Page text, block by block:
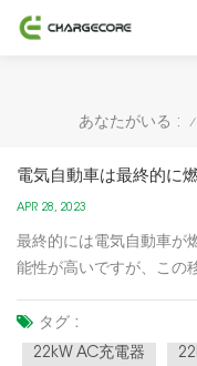
あなたがいる : /
電気自動車は最終的に
APR 28, 2023
最終的には電気自動車が
能性が高いですが、この
存します。電気自動車へ
果ガスの排出量を削減し
タグ :
22kW AC充電器